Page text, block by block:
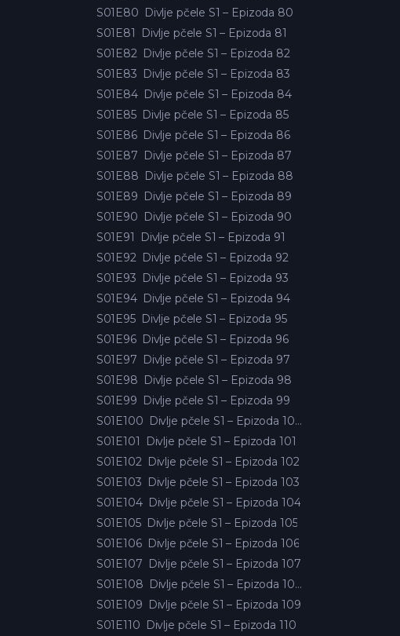
S01E80 Divlje pčele S1 – Epizoda 80
S01E81
Divlje pčele S1 – Epizoda 81
S01E82 Divlje pčele S1 – Epizoda 82
S01E83 Divlje pčele S1 – Epizoda 83
S01E84 Divlje pčele S1 – Epizoda 84
S01E85 Divlje pčele S1 – Epizoda 85
S01E86 Divlje pčele S1 – Epizoda 86
S01E87 Divlje pčele S1 – Epizoda 87
S01E88 Divlje pčele S1 – Epizoda 88
S01E89 Divlje pčele S1 – Epizoda 89
S01E90 Divlje pčele S1 – Epizoda 90
S01E91
Divlje pčele S1 – Epizoda 91
S01E92 Divlje pčele S1 – Epizoda 92
S01E93 Divlje pčele S1 – Epizoda 93
S01E94 Divlje pčele S1 – Epizoda 94
S01E95 Divlje pčele S1 – Epizoda 95
S01E96 Divlje pčele S1 – Epizoda 96
S01E97 Divlje pčele S1 – Epizoda 97
S01E98 Divlje pčele S1 – Epizoda 98
S01E99 Divlje pčele S1 – Epizoda 99
S01E100
Divlje pčele S1 – Epizoda 100
S01E101
Divlje pčele S1 – Epizoda 101
S01E102 Divlje pčele S1 – Epizoda 102
S01E103 Divlje pčele S1 – Epizoda 103
S01E104 Divlje pčele S1 – Epizoda 104
S01E105 Divlje pčele S1 – Epizoda 105
S01E106 Divlje pčele S1 – Epizoda 106
S01E107 Divlje pčele S1 – Epizoda 107
S01E108
Divlje pčele S1 – Epizoda 108
S01E109 Divlje pčele S1 – Epizoda 109
S01E110 Divlje pčele S1 – Epizoda 110